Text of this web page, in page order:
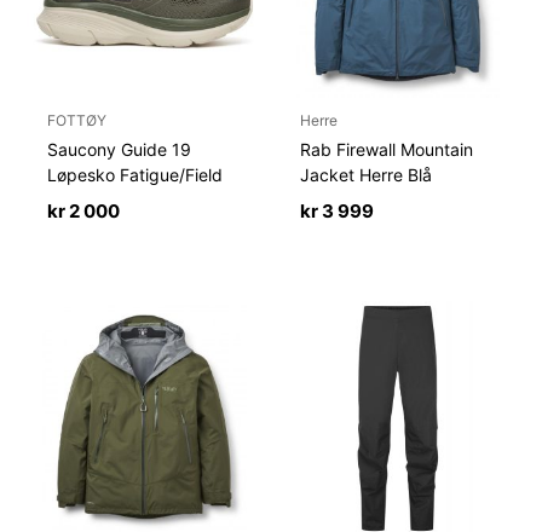
FOTTØY
Saucony Guide 19
Løpesko Fatigue/Field
kr2 000
Herre
Rab Firewall Mountain
Jacket Herre Blå
kr3 999